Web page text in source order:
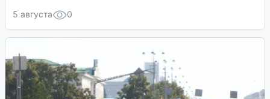
5 августа 0